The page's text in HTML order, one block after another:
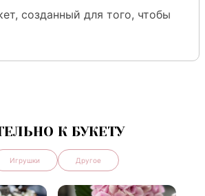
созданный для того, чтобы
К БУКЕТУ
Игрушки Другое